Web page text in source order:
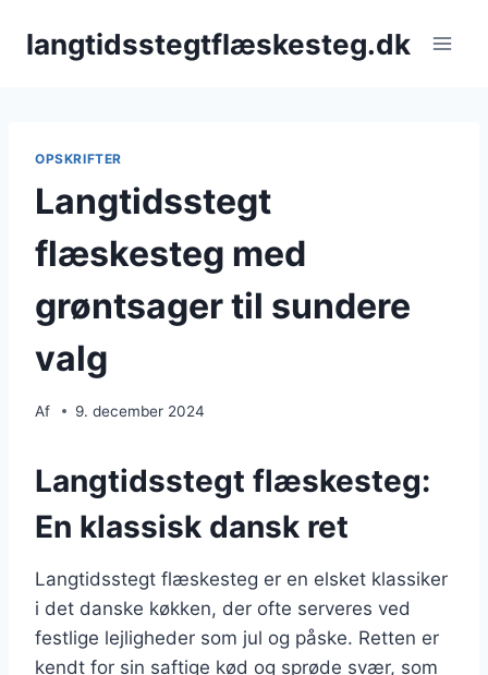
langtidsstegtflæskesteg.dk
OPSKRIFTER
Langtidsstegt
flæskesteg med
grøntsager til sundere
valg
Af 9. december 2024
Langtidsstegt flæskesteg:
En klassisk dansk ret
Langtidsstegt flæskesteg er en elsket klassiker
i det danske køkken, der ofte serveres ved
festlige lejligheder som jul og påske. Retten er
kendt for sin saftige kød og sprøde svær, som